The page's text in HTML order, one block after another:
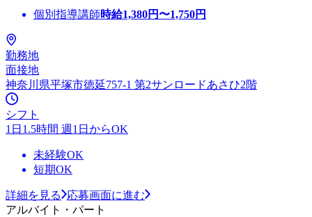
個別指導講師時給1,380円〜1,750円
勤務地
面接地
神奈川県平塚市徳延757-1 第2サンロードあさひ2階
シフト
1日1.5時間 週1日からOK
未経験OK
短期OK
詳細を見る
応募画面に進む
アルバイト・パート